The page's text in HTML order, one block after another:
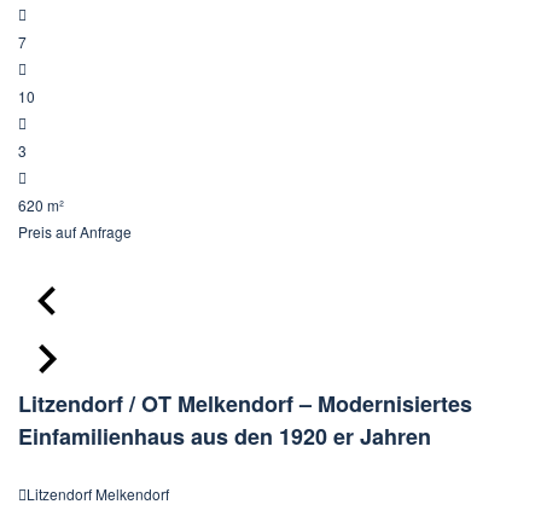
7
10
3
620 m²
Preisauf Anfrage
Litzendorf / OT Melkendorf – Modernisiertes
Einfamilienhaus aus den 1920 er Jahren
Litzendorf Melkendorf